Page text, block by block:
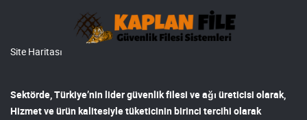
Site Haritası
Sektörde, Türkiye’nin lidergüvenlik filesi ve ağı üreticisi olarak,
Hizmet ve ürün kalitesiyle tüketicinin birinci tercihi olarak